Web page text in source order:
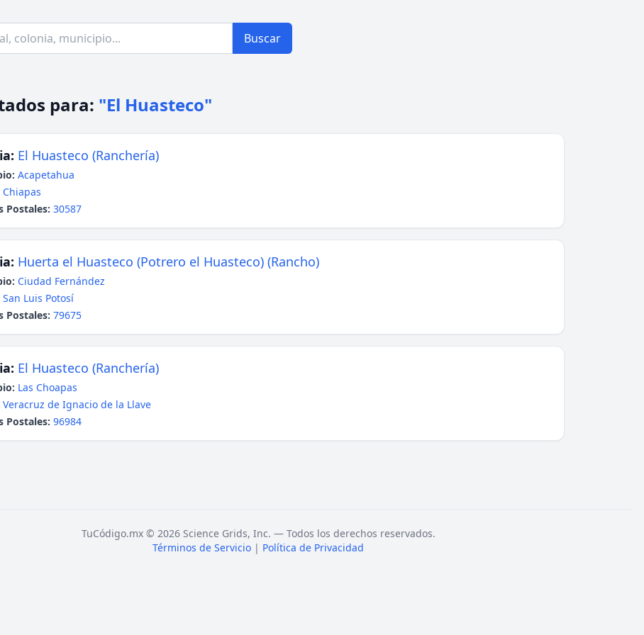
Buscar
para: "El Huasteco"
El Huasteco (Ranchería)
Acapetahua
Chiapas
Postales: 30587
Huerta el Huasteco (Potrero el Huasteco) (Rancho)
Ciudad Fernández
San Luis Potosí
Postales: 79675
El Huasteco (Ranchería)
Las Choapas
Veracruz de Ignacio de la Llave
Postales: 96984
TuCódigo.mx © 2026 Science Grids, Inc. — Todos los derechos reservados.
Términos de Servicio | Política de Privacidad